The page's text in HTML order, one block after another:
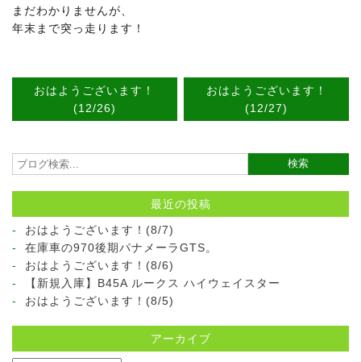
まだわかりませんが、
年末まで突っ走ります！
おはようございます！
(12/26)
おはようございます！
(12/27)
最近の投稿
おはようございます！(8/7)
在庫車の970後期パナメーラGTS。
おはようございます！(8/6)
【新規入庫】B45A ルークス ハイウェイスター
おはようございます！(8/5)
アーカイブ